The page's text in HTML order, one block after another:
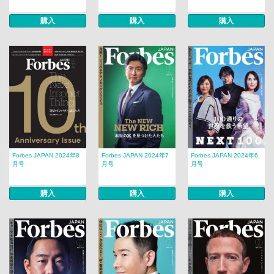
購入 購入 購入
Forbes JAPAN 2024年8
月号
購入
Forbes JAPAN 2024年7
月号
購入
Forbes JAPAN 2024年6
月号
購入